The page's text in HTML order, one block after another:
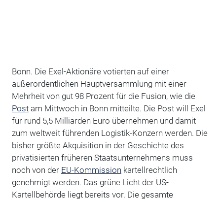
Bonn. Die Exel-Aktionäre votierten auf einer
außerordentlichen Hauptversammlung mit einer
Mehrheit von gut 98 Prozent für die Fusion, wie die
Postam Mittwoch in Bonn mitteilte. Die Post will Exel
für rund 5,5 Milliarden Euro übernehmen und damit
zum weltweit führenden Logistik-Konzern werden. Die
bisher größte Akquisition in der Geschichte des
privatisierten früheren Staatsunternehmens muss
noch von der EU-Kommission kartellrechtlich
genehmigt werden. Das grüne Licht der US-
Kartellbehörde liegt bereits vor. Die gesamte